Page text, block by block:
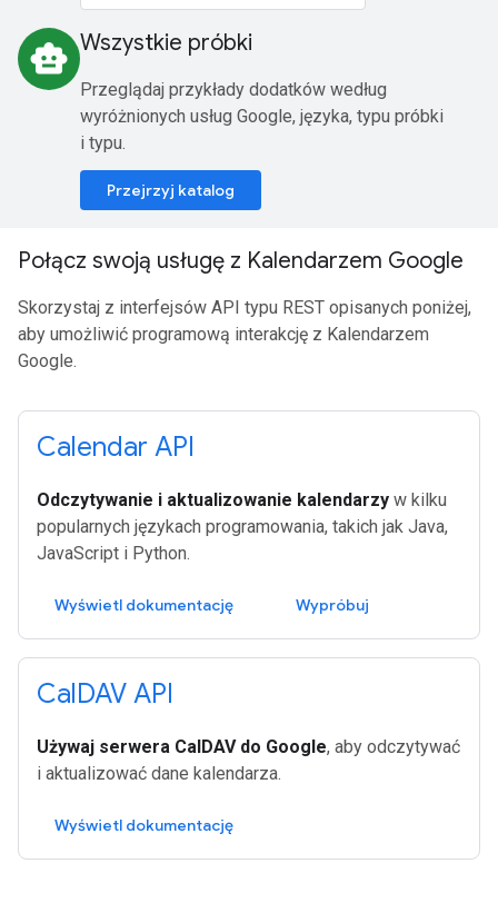
smart_toy Wszystkie próbki
Przeglądaj przykłady dodatków według
wyróżnionych usług Google, języka, typu próbki
i typu.
Przejrzyj katalog
Połącz swoją usługę z Kalendarzem Google
Skorzystaj z interfejsów API typu REST opisanych poniżej,
aby umożliwić programową interakcję z Kalendarzem
Google.
Calendar API
Odczytywanie i aktualizowanie kalendarzy w kilku
popularnych językach programowania, takich jak Java,
JavaScript i Python.
Wyświetl dokumentację Wypróbuj
CalDAV API
Używaj serwera CalDAV do Google, aby odczytywać
i aktualizować dane kalendarza.
Wyświetl dokumentację